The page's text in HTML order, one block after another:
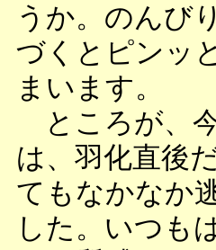
うか。のんび
づくとピンッ
まいます。
ところが、
は、羽化直後
てもなかなか
した。いつも